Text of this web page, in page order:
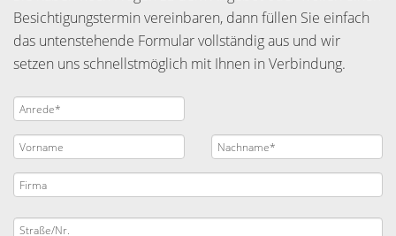
Besichtigungstermin vereinbaren, dann füllen Sie einfach
das untenstehende Formular vollständig aus und wir
setzen uns schnellstmöglich mit Ihnen in Verbindung.